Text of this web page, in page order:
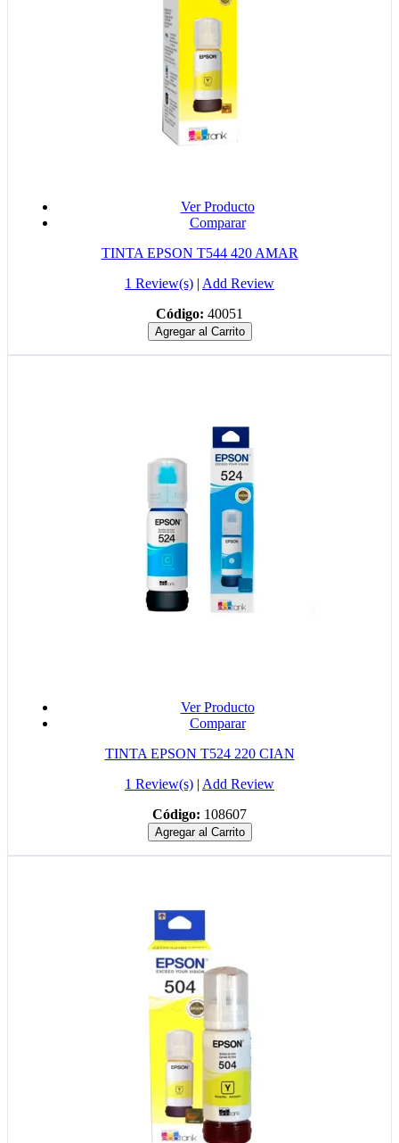
Ver Producto
Comparar
TINTA EPSON T544 420 AMAR
1 Review(s) | Add Review
Código: 40051
Agregar al Carrito
Ver Producto
Comparar
TINTA EPSON T524 220 CIAN
1 Review(s) | Add Review
Código: 108607
Agregar al Carrito